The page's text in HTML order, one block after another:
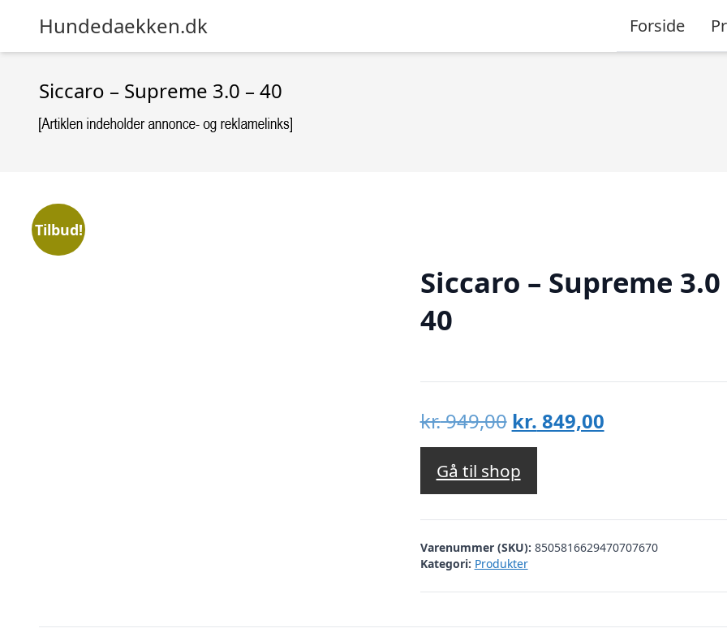
Hundedaekken.dk Forside
Siccaro – Supreme 3.0 – 40
Tilbud!
Siccaro – Supreme 3.0
40
kr.949,00 Den
oprindelige
pris
var:
kr. 949,00.
kr. 849,00Den
kr. 849,00.
Gå til shop
Varenummer (SKU): 8505816629470707670
Kategori: Produkter